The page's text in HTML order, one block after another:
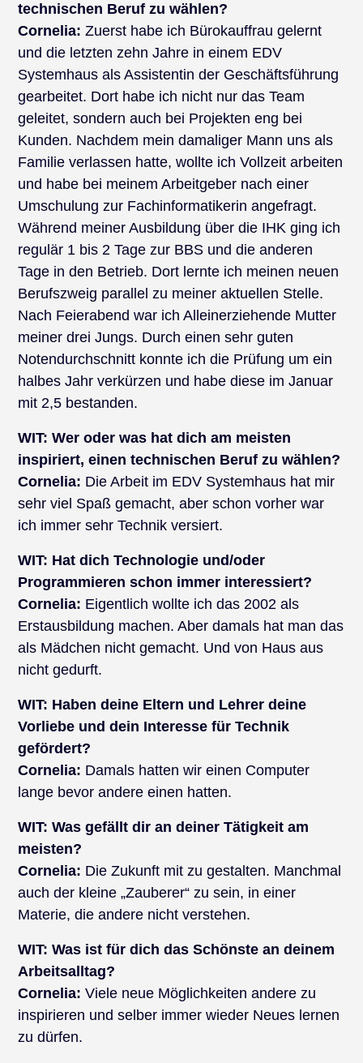
technischen Beruf zu wählen?
Cornelia: Zuerst habe ich Bürokauffrau gelernt
und die letzten zehn Jahre in einem EDV
Systemhaus als Assistentin der Geschäftsführung
gearbeitet. Dort habe ich nicht nur das Team
geleitet, sondern auch bei Projekten eng bei
Kunden. Nachdem mein damaliger Mann uns als
Familie verlassen hatte, wollte ich Vollzeit arbeiten
und habe bei meinem Arbeitgeber nach einer
Umschulung zur Fachinformatikerin angefragt.
Während meiner Ausbildung über die IHK ging ich
regulär 1 bis 2 Tage zur BBS und die anderen
Tage in den Betrieb. Dort lernte ich meinen neuen
Berufszweig parallel zu meiner aktuellen Stelle.
Nach Feierabend war ich Alleinerziehende Mutter
meiner drei Jungs. Durch einen sehr guten
Notendurchschnitt konnte ich die Prüfung um ein
halbes Jahr verkürzen und habe diese im Januar
mit 2,5 bestanden.
WIT: Wer oder was hat dich am meisten
inspiriert, einen technischen Beruf zu wählen?
Cornelia: Die Arbeit im EDV Systemhaus hat mir
sehr viel Spaß gemacht, aber schon vorher war
ich immer sehr Technik versiert.
WIT: Hat dich Technologie und/oder
Programmieren schon immer interessiert?
Cornelia: Eigentlich wollte ich das 2002 als
Erstausbildung machen. Aber damals hat man das
als Mädchen nicht gemacht. Und von Haus aus
nicht gedurft.
WIT: Haben deine Eltern und Lehrer deine
Vorliebe und dein Interesse für Technik
gefördert?
Cornelia: Damals hatten wir einen Computer
lange bevor andere einen hatten.
WIT: Was gefällt dir an deiner Tätigkeit am
meisten?
Cornelia: Die Zukunft mit zu gestalten. Manchmal
auch der kleine „Zauberer“ zu sein, in einer
Materie, die andere nicht verstehen.
WIT: Was ist für dich das Schönste an deinem
Arbeitsalltag?
Cornelia: Viele neue Möglichkeiten andere zu
inspirieren und selber immer wieder Neues lernen
zu dürfen.